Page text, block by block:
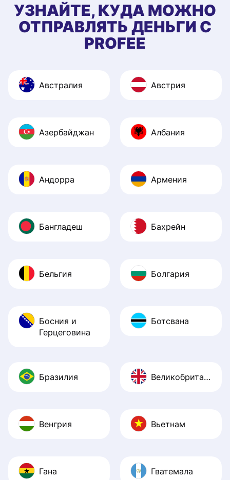
УЗНАЙТЕ, КУДА МОЖНО
ОТПРАВЛЯТЬ ДЕНЬГИ С
PROFEE
Австралия Австрия
Азербайджан Албания
Андорра Армения
Бангладеш Бахрейн
Бельгия Болгария
Босния и
Герцеговина
Ботсвана
Бразилия Великобритания
Венгрия Вьетнам
Гана Гватемала